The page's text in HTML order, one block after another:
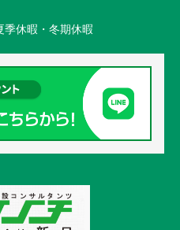
季休暇・冬期休暇